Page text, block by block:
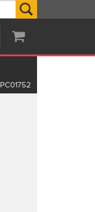
PC01752